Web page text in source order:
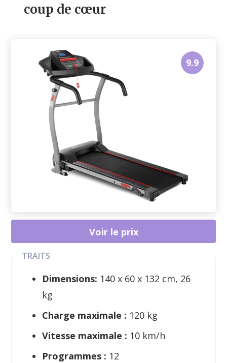
coup de cœur
TRAITS
Dimensions: 140 x 60 x 132 cm, 26
kg
Charge maximale : 120 kg
Vitesse maximale : 10 km/h
Programmes : 12
9.9
Voir le prix